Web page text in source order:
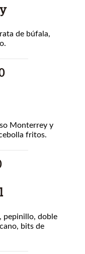
de búfala,
Monterrey y
fritos.
pepinillo, doble
bits de